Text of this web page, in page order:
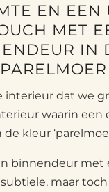
EN EEN
MET
IN
interieur dat we
waarin
de kleur
binnendeur met
maar